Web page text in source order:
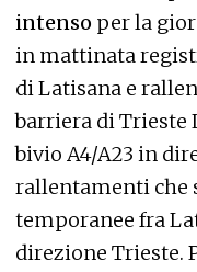
intenso per la
in mattinata
di Latisana e
barriera di Trieste
bivio A4/A23 in
rallentamenti che
temporanee fra
direzione Trieste.